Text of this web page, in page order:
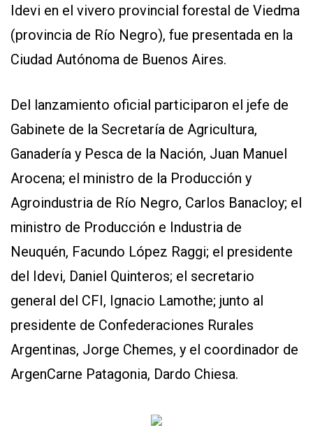
SERVICIOS
CONTÁCTENOS
TÉRMINOS
CONDICIONES
POLÍTICAS
DE
PRIVACIDAD
MAPA
DEL
QUIENES
Idevi en el vivero provincial forestal de Viedma
(provincia de Río Negro), fue presentada en la
Ciudad Autónoma de Buenos Aires.
Del lanzamiento oficial participaron el jefe de
Gabinete de la Secretaría de Agricultura,
Ganadería y Pesca de la Nación, Juan Manuel
Arocena; el ministro de la Producción y
Agroindustria de Río Negro, Carlos Banacloy; el
ministro de Producción e Industria de
Neuquén, Facundo López Raggi; el presidente
del Idevi, Daniel Quinteros; el secretario
general del CFI, Ignacio Lamothe; junto al
presidente de Confederaciones Rurales
Argentinas, Jorge Chemes, y el coordinador de
ArgenCarne Patagonia, Dardo Chiesa.